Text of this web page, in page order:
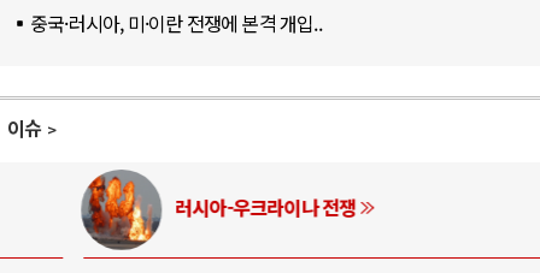
중국·러시아, 미·이란 전쟁에 본격 개입..
이슈
러시아-우크라이나 전쟁